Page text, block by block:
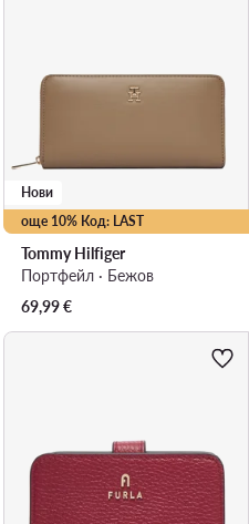
още 10% Код: LAST
Нови
Tommy Hilfiger
Портфейл · Бежов
69,99€